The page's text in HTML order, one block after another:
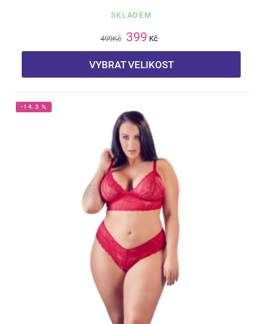
SKLADEM
499Kč 399 Kč
VYBRAT VELIKOST
-14.3 %